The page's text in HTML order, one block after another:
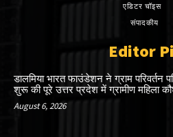
एडिटर चॉइस
संपादकीय
Editor
डालमिया भारत फाउंडेशन ने ग्राम परिवर्तन
शुरू की पूरे उत्तर प्रदेश में ग्रामीण महिला
August 6, 2026